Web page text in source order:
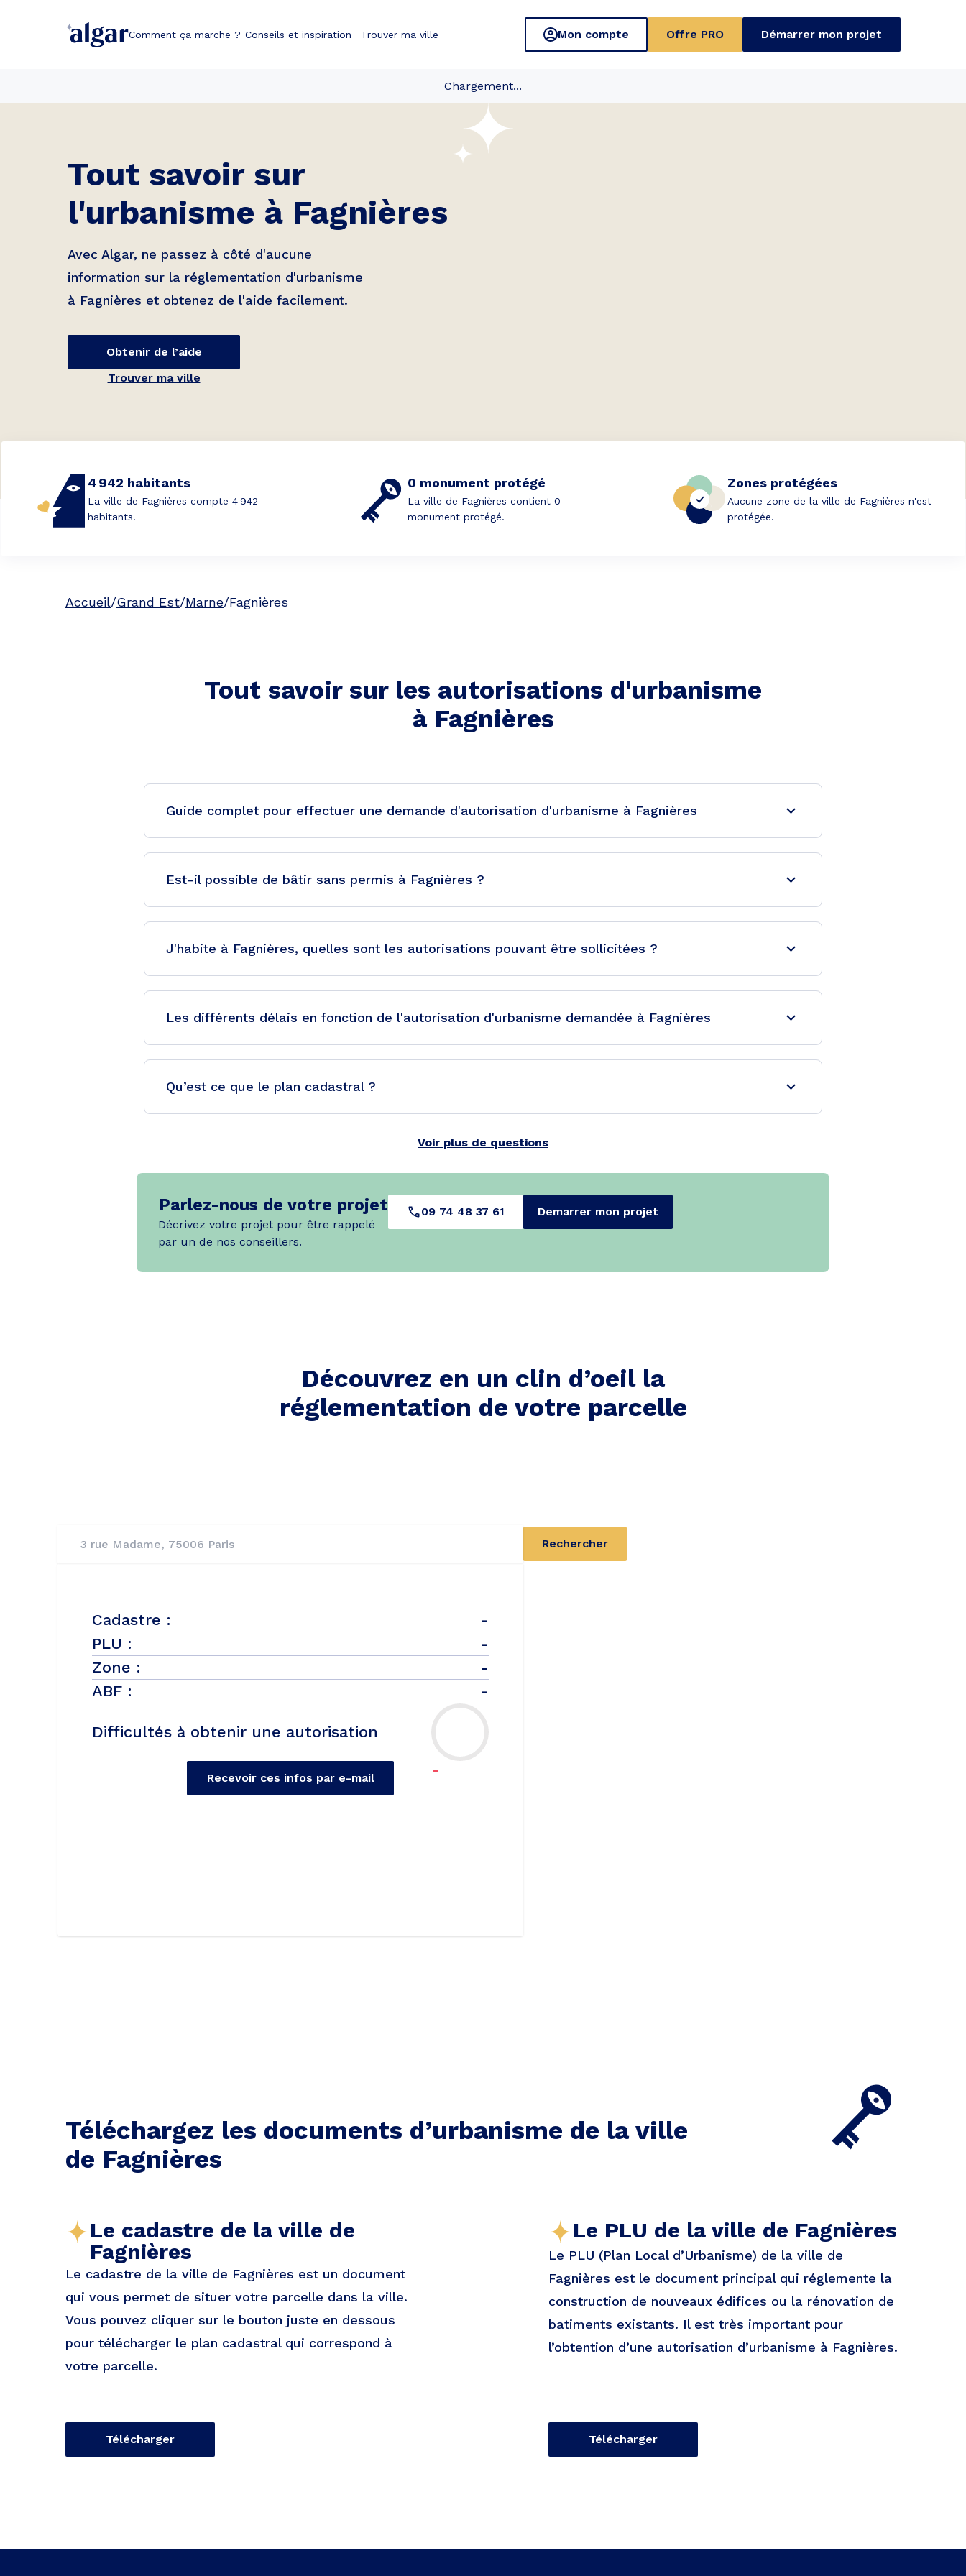
Comment ça marche ? Conseils et inspiration Trouver ma ville Mon compte Offre PRO Démarrer mon projet
Chargement...
Tout savoir sur
l'urbanisme à Fagnières
Avec Algar, ne passez à côté d'aucune
information sur la réglementation d'urbanisme
à Fagnières et obtenez de l'aide facilement.
Obtenir de l’aide
Trouver ma ville
4 942 habitants
La ville de Fagnières compte 4 942
habitants.
0 monument protégé
La ville de Fagnières contient 0
monument protégé.
Zones protégées
Aucune zone de la ville de Fagnières n'est
protégée.
Accueil/Grand Est/Marne/Fagnières
Tout savoir sur les autorisations d'urbanisme
à Fagnières
Guide complet pour effectuer une demande d'autorisation d'urbanisme à Fagnières
Est-il possible de bâtir sans permis à Fagnières ?
J'habite à Fagnières, quelles sont les autorisations pouvant être sollicitées ?
Les différents délais en fonction de l'autorisation d'urbanisme demandée à Fagnières
Qu’est ce que le plan cadastral ?
Voir plus de questions
Parlez-nous de votre projet
Décrivez votre projet pour être rappelé
par un de nos conseillers.
09 74 48 37 61 Demarrer mon projet
Découvrez en un clin d’oeil la
réglementation de votre parcelle
Rechercher
Cadastre :
-
PLU :
-
Zone :
-
ABF :
-
Difficultés à obtenir une autorisation
-
Recevoir ces infos par e-mail
Téléchargez les documents d’urbanisme de la ville
de Fagnières
Le cadastre de la ville de
Fagnières
Le cadastre de la ville de Fagnières est un document
qui vous permet de situer votre parcelle dans la ville.
Vous pouvez cliquer sur le bouton juste en dessous
pour télécharger le plan cadastral qui correspond à
votre parcelle.
Télécharger
Le PLU de la ville de Fagnières
Le PLU (Plan Local d’Urbanisme) de la ville de
Fagnières est le document principal qui réglemente la
construction de nouveaux édifices ou la rénovation de
batiments existants. Il est très important pour
l’obtention d’une autorisation d’urbanisme à Fagnières.
Télécharger